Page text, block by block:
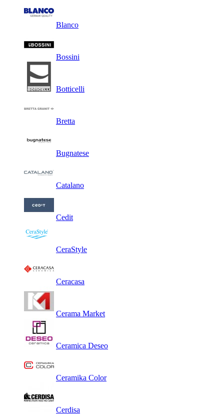
Blanco
Bossini
Botticelli
Bretta
Bugnatese
Catalano
Cedit
CeraStyle
Ceracasa
Cerama Market
Ceramica Deseo
Ceramika Color
Cerdisa